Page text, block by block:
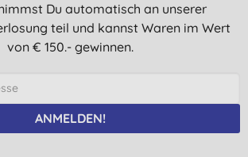
Du automatisch an unserer
teil und kannst Waren im Wert
von € 150.- gewinnen.
ANMELDEN!